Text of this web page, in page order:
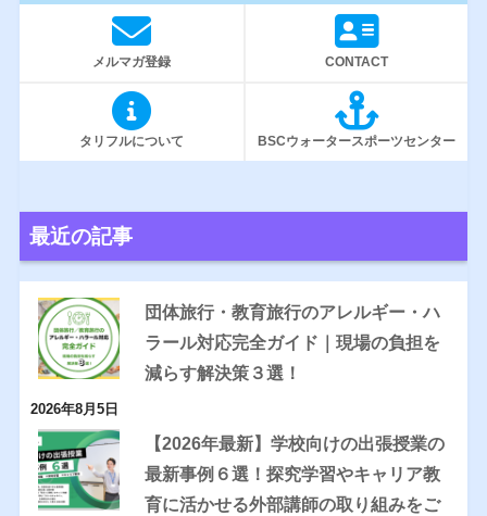
メルマガ登録 CONTACT
タリフルについて BSCウォータースポーツセンター
最近の記事
団体旅行・教育旅行のアレルギー・ハ
ラール対応完全ガイド｜現場の負担を
減らす解決策３選！
2026年8月5日
【2026年最新】学校向けの出張授業の
最新事例６選！探究学習やキャリア教
育に活かせる外部講師の取り組みをご